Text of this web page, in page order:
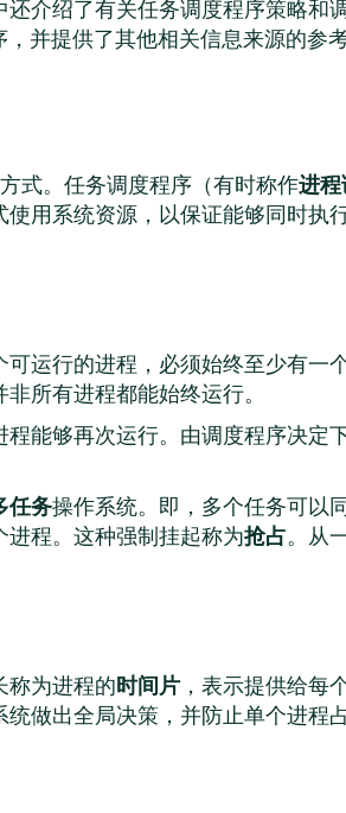
介绍了有关任务调度程序策略和
并提供了其他相关信息来源的参考
式。任务调度程序（有时称作进程
用系统资源，以保证能够同时执
运行的进程，必须始终至少有一
所有进程都能始终运行。
程能够再次运行。由调度程序决定
任务操作系统。即，多个任务可以
程。这种强制挂起称为抢占。从
称为进程的时间片，表示提供给每
做出全局决策，并防止单个进程